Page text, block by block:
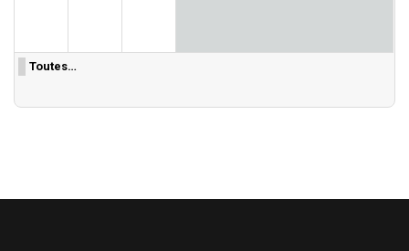
Toutes…